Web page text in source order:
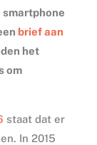
smartphone
brief aan
het
om
staat dat er
In 2015